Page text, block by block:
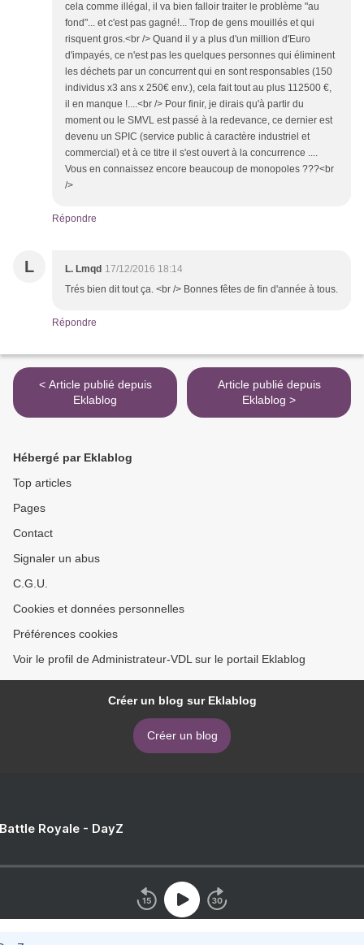
cela comme illégal, il va bien falloir traiter le problème "au
fond"... et c'est pas gagné!... Trop de gens mouillés et qui
risquent gros.<br /> Quand il y a plus d'un million d'Euro
d'impayés, ce n'est pas les quelques personnes qui éliminent
les déchets par un concurrent qui en sont responsables (150
individus x3 ans x 250€ env.), cela fait tout au plus 112500 €,
il en manque !....<br /> Pour finir, je dirais qu'à partir du
moment ou le SMVL est passé à la redevance, ce dernier est
devenu un SPIC (service public à caractère industriel et
commercial) et à ce titre il s'est ouvert à la concurrence ....
Vous en connaissez encore beaucoup de monopoles ???<br
/>
Répondre
L L. Lmqd 17/12/2016 18:14
Trés bien dit tout ça. <br /> Bonnes fêtes de fin d'année à tous.
Répondre
< Article publié depuis
Eklablog
Article publié depuis
Eklablog >
Hébergé par Eklablog
Top articles
Pages
Contact
Signaler un abus
C.G.U.
Cookies et données personnelles
Préférences cookies
Voir le profil de Administrateur-VDL sur le portail Eklablog
Créer un blog sur Eklablog
Créer un blog
Royale - DayZ